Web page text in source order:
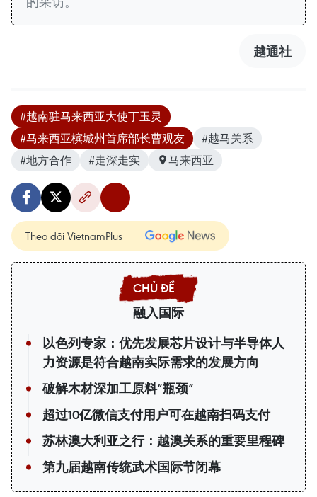
越通社
#越南驻马来西亚大使丁玉灵
#马来西亚槟城州首席部长曹观友
#越马关系
#地方合作
#走深走实 马来西亚
Theo dõi VietnamPlus
融入国际
以色列专家：优先发展芯片设计与半导体人
力资源是符合越南实际需求的发展方向
破解木材深加工原料“瓶颈”
超过10亿微信支付用户可在越南扫码支付
苏林澳大利亚之行：越澳关系的重要里程碑
第九届越南传统武术国际节闭幕